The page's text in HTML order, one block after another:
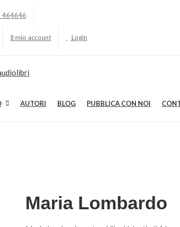
464646
Il mio account Login
AUTORI BLOG PUBBLICA CON NOI
Maria Lombardo